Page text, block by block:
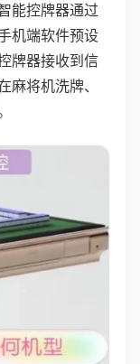
能控牌器通过
机端软件预设
牌器接收到信
麻将机洗牌、